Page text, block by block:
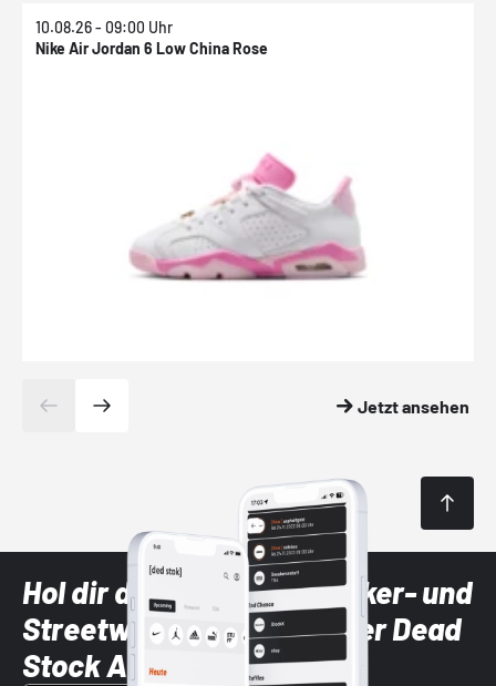
10.08.26 - 09:00 Uhr
Nike Air Jordan 6 Low China Rose
Jetzt ansehen
Hol dir die neuesten Sneaker- und
Streetwear-Brands mit der Dead
Stock App